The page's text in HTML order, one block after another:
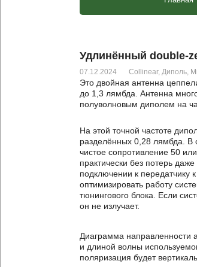
Удлинённый double-
07.12.2024 Collinear, Диполь,
Это двойная антенна
до 1,3 лямбда. Антенна
полуволновым диполем на
На этой точной частоте
разделённых 0,28 лямбда. В
чистое сопротивление 50
практически без потерь
подключении к передатчику
оптимизировать работу
тюнингового блока. Если
он не излучает.
Диаграмма направленности
и длиной волны
поляризация будет